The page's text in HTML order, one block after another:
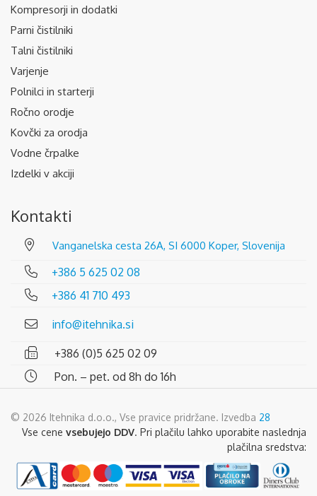
Kompresorji in dodatki
Parni čistilniki
Talni čistilniki
Varjenje
Polnilci in starterji
Ročno orodje
Kovčki za orodja
Vodne črpalke
Izdelki v akciji
Kontakti
Vanganelska cesta 26A, SI 6000 Koper, Slovenija
+386 5 625 02 08
+386 41 710 493
info@itehnika.si
+386 (0)5 625 02 09
Pon. – pet. od 8h do 16h
© 2026 Itehnika d.o.o., Vse pravice pridržane. Izvedba 28
Vse cene vsebujejo DDV. Pri plačilu lahko uporabite naslednja
plačilna sredstva: